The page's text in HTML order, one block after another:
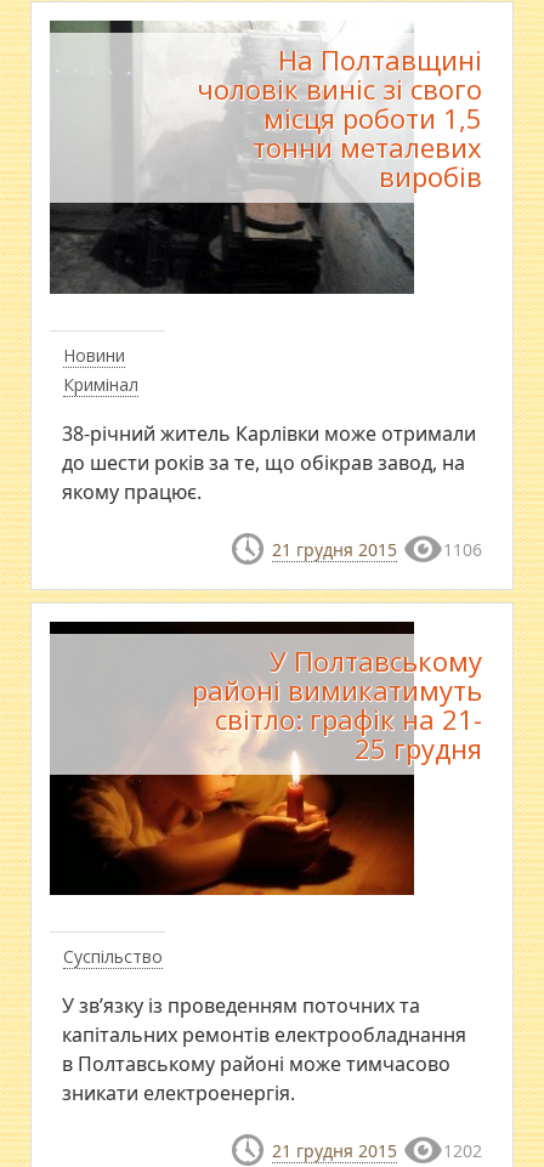
Новини
Кримінал
На Полтавщині
чоловік виніс зі свого
місця роботи 1,5
тонни металевих
виробів
38-річний житель Карлівки може отримали
до шести років за те, що обікрав завод, на
якому працює.
21 грудня 2015 1106
Суспільство
У Полтавському
районі вимикатимуть
світло: графік на 21-
25 грудня
У зв’язку із проведенням поточних та
капітальних ремонтів електрообладнання
в Полтавському районі може тимчасово
зникати електроенергія.
21 грудня 2015 1202